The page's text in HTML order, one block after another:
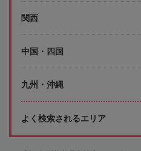
関西
中国・四国
九州・沖縄
よく検索されるエリア